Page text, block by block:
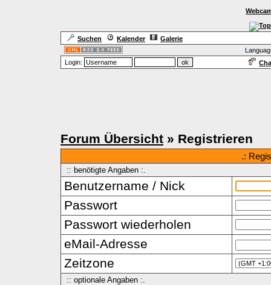
Suchen Kalender
Galerie
Login:
Forum Übersicht » Registrieren
.:
:: benötigte Angaben :.
Benutzername / Nick
Passwort
Passwort wiederholen
eMail-Adresse
Zeitzone
:: optionale Angaben :.